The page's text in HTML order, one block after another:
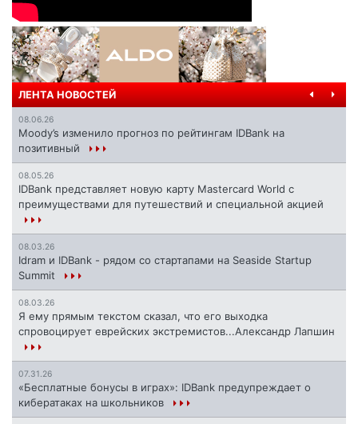
ЛЕНТА НОВОСТЕЙ
08.06.26
Moody’s изменило прогноз по рейтингам IDBank на
позитивный
08.05.26
IDBank представляет новую карту Mastercard World с
преимуществами для путешествий и специальной акцией
08.03.26
Idram и IDBank - рядом со стартапами на Seaside Startup
Summit
08.03.26
Я ему прямым текстом сказал, что его выходка
спровоцирует еврейских экстремистов...Александр Лапшин
07.31.26
«Бесплатные бонусы в играх»: IDBank предупреждает о
кибератаках на школьников